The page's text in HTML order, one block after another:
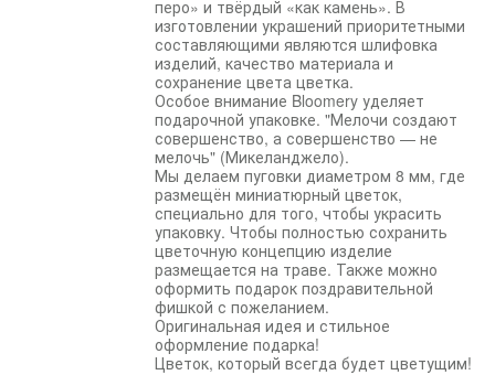
перо» и твёрдый «как камень». В
изготовлении украшений приоритетными
составляющими являются шлифовка
изделий, качество материала и
сохранение цвета цветка.
Особое внимание Bloomery уделяет
подарочной упаковке. "Мелочи создают
совершенство, а совершенство — не
мелочь" (Микеланджело).
Мы делаем пуговки диаметром 8 мм, где
размещён миниатюрный цветок,
специально для того, чтобы украсить
упаковку. Чтобы полностью сохранить
цветочную концепцию изделие
размещается на траве. Также можно
оформить подарок поздравительной
фишкой с пожеланием.
Оригинальная идея и стильное
оформление подарка!
Цветок, который всегда будет цветущим!